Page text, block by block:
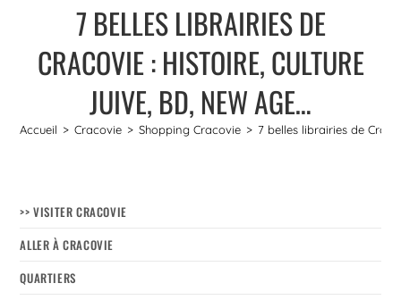
7 BELLES LIBRAIRIES DE
CRACOVIE : HISTOIRE, CULTURE
JUIVE, BD, NEW AGE…
Accueil > Cracovie > Shopping Cracovie > 7 belles librairies de
>> VISITER CRACOVIE
ALLER À CRACOVIE
QUARTIERS